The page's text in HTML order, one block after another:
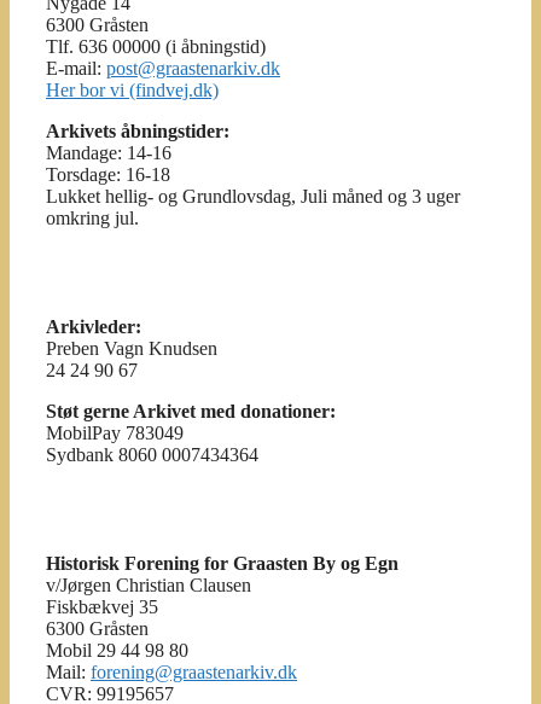
6300 Gråsten
Tlf. 636 00000 (i åbningstid)
E-mail: post@graastenarkiv.dk
Her bor vi (findvej.dk)
Arkivets åbningstider:
Mandage: 14-16
Torsdage: 16-18
Lukket hellig- og Grundlovsdag, Juli måned og 3 uger
omkring jul.
Arkivleder:
Preben Vagn Knudsen
24 24 90 67
Støt gerne Arkivet med donationer:
MobilPay 783049
Sydbank 8060 0007434364
Historisk Forening for Graasten By og Egn
v/Jørgen Christian Clausen
Fiskbækvej 35
6300 Gråsten
Mobil 29 44 98 80
Mail: forening@graastenarkiv.dk
CVR: 99195657